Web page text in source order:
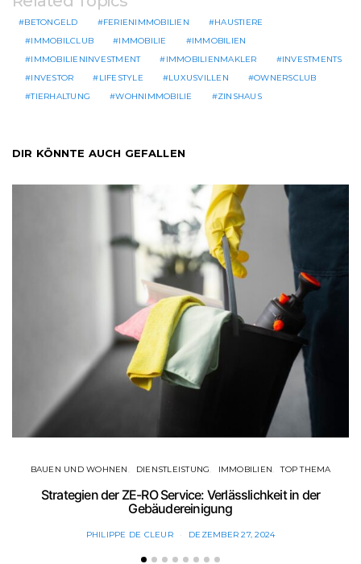
BETONGELD FERIENIMMOBILIEN
HAUSTIERE
IMMOBILCLUB
IMMOBILIE
IMMOBILIEN
IMMOBILIENINVESTMENT
IMMOBILIENMAKLER
INVESTMENTS
INVESTOR
LIFESTYLE LUXUSVILLEN
OWNERSCLUB
TIERHALTUNG
WOHNIMMOBILIE ZINSHAUS
DIR KÖNNTE AUCH GEFALLEN
BAUEN UND WOHNEN DIENSTLEISTUNG IMMOBILIEN TOP THEMA
Strategien der ZE-RO Service: Verlässlichkeit in der
Gebäudereinigung
PHILIPPE DE CLEUR DEZEMBER 27, 2024